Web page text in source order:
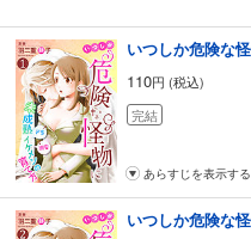
110円 (税込)
完結
あらすじを表示する